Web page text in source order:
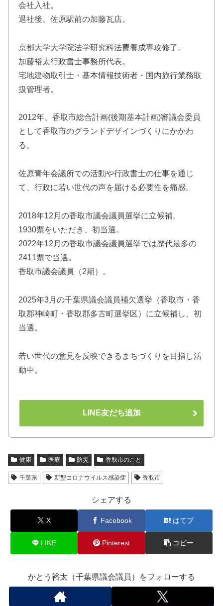
会社入社。
退社後、佐原駅前の加藤瓦店。
京都大学大学院法学研究科法曹養成専攻修了。
加藤裕太行政書士事務所代表。
宅地建物取引士・基本情報技術者・国内旅行業務取
扱管理者。
2012年、香取市総合計画(後期基本計画)審議会委員
として香取市のグランドデザインづくりにかかわ
る。
佐原青年会議所での活動や行政書士の仕事を通じ
て、行政に若い世代の声を届ける必要性を痛感。
2018年12月の香取市議会議員選挙に立候補。
1930票をいただき、初当選。
2022年12月の香取市議会議員選挙では歴代最多の
2411票で当選。
香取市議会議員（2期）。
2025年3月の千葉県議会議員補欠選挙（香取市・香
取郡神崎町・香取郡多古町選挙区）に立候補し、初
当選。
若い世代の意見を反映できるまちづくりを目指し活
動中。
LINE友だち追加
健康 医療 防災 香取市のこと
千葉県 新型コロナウイルス感染症 香取市
シェアする
X Facebook はてブ
LINE Pinterest コピー
かとう裕太（千葉県議会議員）をフォローする